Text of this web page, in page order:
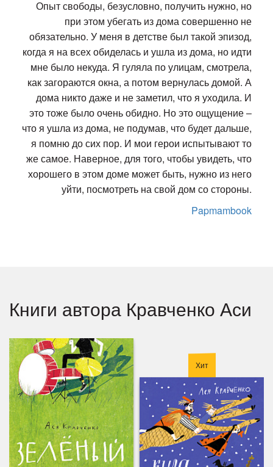
Опыт свободы, безусловно, получить нужно, но
при этом убегать из дома совершенно не
обязательно. У меня в детстве был такой эпизод,
когда я на всех обиделась и ушла из дома, но идти
мне было некуда. Я гуляла по улицам, смотрела,
как загораются окна, а потом вернулась домой. А
дома никто даже и не заметил, что я уходила. И
это тоже было очень обидно. Но это ощущение ‒
что я ушла из дома, не подумав, что будет дальше,
я помню до сих пор. И мои герои испытывают то
же самое. Наверное, для того, чтобы увидеть, что
хорошего в этом доме может быть, нужно из него
уйти, посмотреть на свой дом со стороны.
Papmambook
Книги автора Кравченко Аси
Хит